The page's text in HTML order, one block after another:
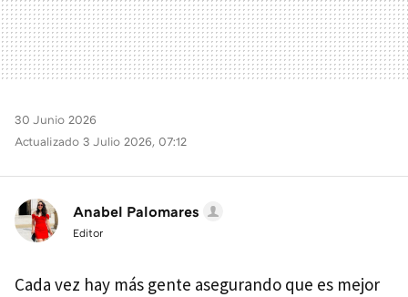
30 Junio 2026
Actualizado 3 Julio 2026, 07:12
Anabel Palomares
Editor
Cada vez hay más gente asegurando que es mejor